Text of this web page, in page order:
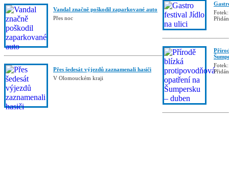
Vandal značně poškodil zaparkované auto
Přes noc
Přes šedesát výjezdů zaznamenali hasiči
V Olomouckém kraji